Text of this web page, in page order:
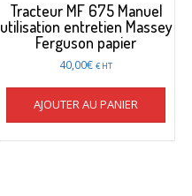
Tracteur MF 675 Manuel
utilisation entretien Massey
Ferguson papier
40,00€ € HT
AJOUTER AU PANIER